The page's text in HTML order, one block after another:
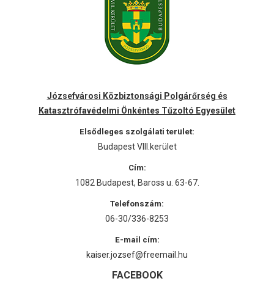
Józsefvárosi Közbiztonsági Polgárőrség és
Katasztrófavédelmi Önkéntes Tűzoltó Egyesület
Elsődleges szolgálati terület:
Budapest VIII.kerület
Cím:
1082 Budapest, Baross u. 63-67.
Telefonszám:
06-30/336-8253
E-mail cím:
kaiser.jozsef@freemail.hu
FACEBOOK